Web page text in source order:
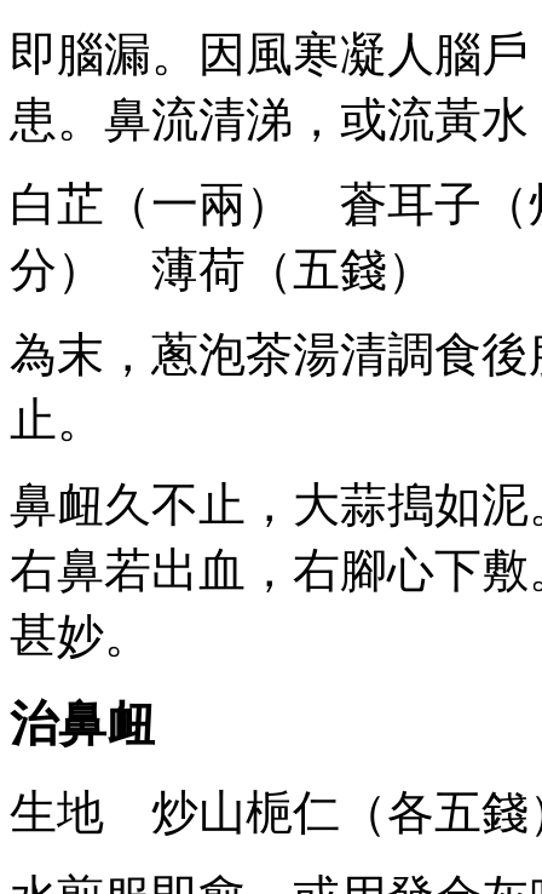
即腦漏。因風寒凝人腦
患。鼻流清涕，或流黃
白芷（一兩） 蒼耳子
分） 薄荷（五錢）
為末，蔥泡茶湯清調食
止。
鼻衄久不止，大蒜搗如
右鼻若出血，右腳心下
甚妙。
治鼻衄
生地 炒山梔仁（各五錢